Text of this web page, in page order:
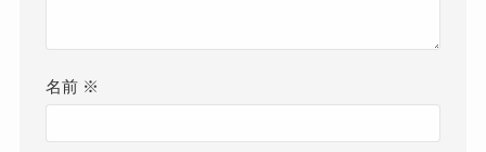
名前 ※